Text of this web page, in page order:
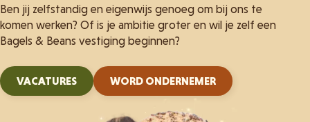
Ben jij zelfstandig en eigenwijs genoeg om bij ons te
komen werken? Of is je ambitie groter en wil je zelf een
Bagels & Beans vestiging beginnen?
VACATURES WORD ONDERNEMER